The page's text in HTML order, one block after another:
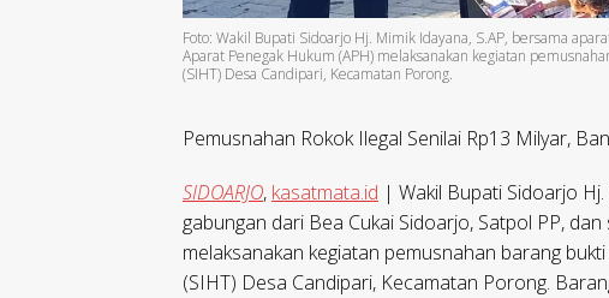
Foto: Wakil Bupati Sidoarjo Hj. Mimik Idayana, S.AP, bersama
Aparat Penegak Hukum (APH) melaksanakan kegiatan
(SIHT) Desa Candipari, Kecamatan Porong.
Pemusnahan Rokok Ilegal Senilai Rp13 Milyar,
SIDOARJO, kasatmata.id | Wakil Bupati Sidoarjo
gabungan dari Bea Cukai Sidoarjo, Satpol PP,
melaksanakan kegiatan pemusnahan barang
(SIHT) Desa Candipari, Kecamatan Porong.